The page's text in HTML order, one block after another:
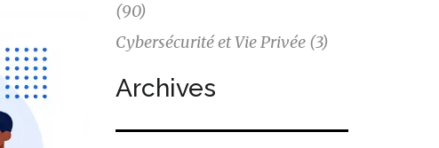
(90)
Cybersécurité et Vie Privée (3)
Archives